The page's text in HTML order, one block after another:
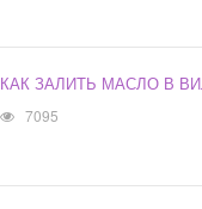
КАК ЗАЛИТЬ МАСЛО В
7095